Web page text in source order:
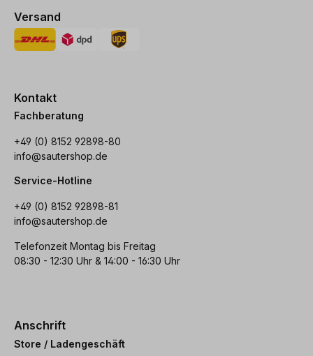
Versand
Kontakt
Fachberatung
+49 (0) 8152 92898-80
info@sautershop.de
Service-Hotline
+49 (0) 8152 92898-81
info@sautershop.de
Telefonzeit Montag bis Freitag
08:30 - 12:30 Uhr & 14:00 - 16:30 Uhr
Anschrift
Store / Ladengeschäft